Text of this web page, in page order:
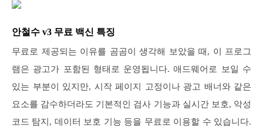
안철수 v3 무료 백신 특징
무료로 제공되는 이유를 곰곰이 생각해 보았을 때, 이 프로그
램은 광고가 포함된 형태로 운영됩니다. 애드웨어로 보일 수
있는 부분이 있지만, 시작 페이지 고정이나 광고 배너와 같은
요소를 감수하더라도 기본적인 검사 기능과 실시간 보호, 악성
코드 탐지, 데이터 보호 기능 등을 무료로 이용할 수 있습니다.